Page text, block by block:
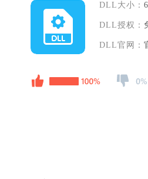
DLL大小：
DLL授权：
DLL官网：